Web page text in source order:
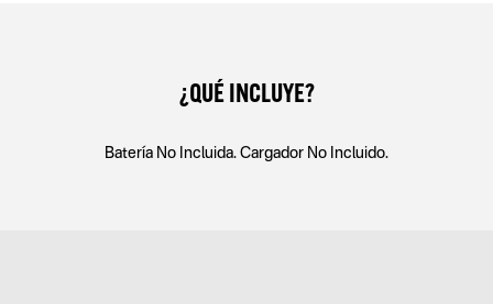
¿QUÉ INCLUYE?
Batería No Incluida. Cargador No Incluido.